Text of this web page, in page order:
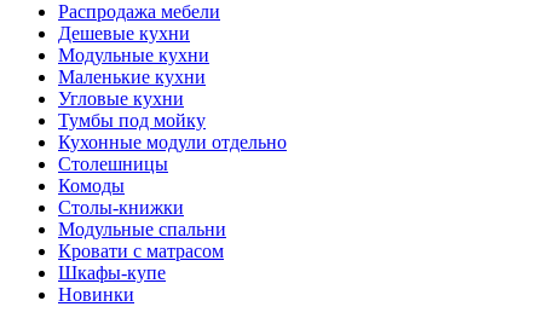
Распродажа мебели
Дешевые кухни
Модульные кухни
Маленькие кухни
Угловые кухни
Тумбы под мойку
Кухонные модули отдельно
Столешницы
Комоды
Столы-книжки
Модульные спальни
Кровати с матрасом
Шкафы-купе
Новинки